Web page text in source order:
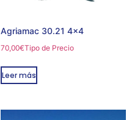
Agriamac 30.21 4×4
70,00€Tipo de Precio
Leer más